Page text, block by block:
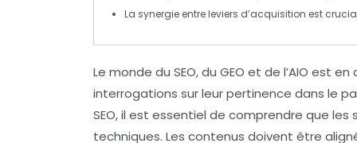
La synergie entreleviers d’acquisition est
Le monde du SEO, du GEO et de l’AIO est en
interrogations sur leur pertinence dans le
SEO, il est essentiel de comprendre que
techniques. Les contenus doivent être